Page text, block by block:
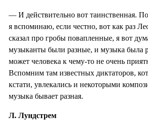
— И действительно вот таинственная.
я вспоминаю, если честно, вот как раз
сказал про гробы повапленные, я вот
музыканты были разные, и музыка была
может человека к чему-то не очень
Вспомним там известных диктаторов,
кстати, увлекались и некоторыми
музыка бывает разная.
Л. Лундстрем